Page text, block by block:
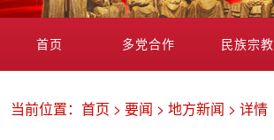
首页 多党合作 民族宗教
当前位置： 首页 > 要闻 > 地方新闻 > 详情